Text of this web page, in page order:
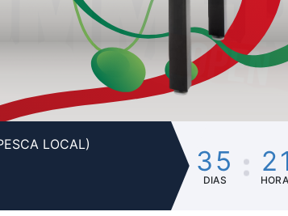
LOCAL)
35
DIAS
21